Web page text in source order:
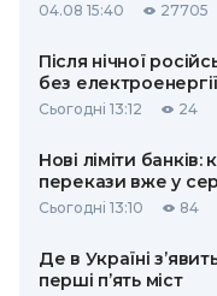
04.08 15:40 27705
Після нічної
без
Сьогодні 13:12 24
Нові ліміти
перекази вже у
Сьогодні 13:10 84
Де в Україні
перші п’ять міст